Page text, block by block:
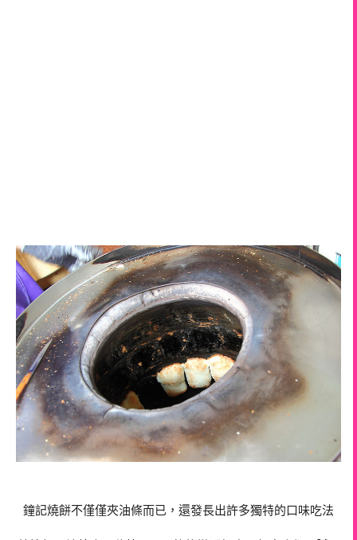
鐘記燒餅不僅僅夾油條而已，還發長出許多獨特的口味吃法